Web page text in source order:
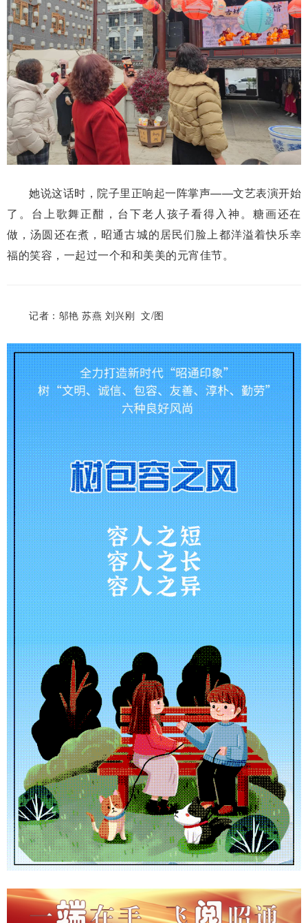
她说这话时，院子里正响起一阵掌声——文艺表演开始
了。台上歌舞正酣，台下老人孩子看得入神。糖画还在
做，汤圆还在煮，昭通古城的居民们脸上都洋溢着快乐幸
福的笑容，一起过一个和和美美的元宵佳节。
记者：邬艳 苏燕 刘兴刚 文/图